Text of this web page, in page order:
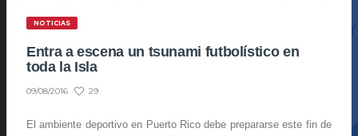
NOTICIAS
Entra a escena un tsunami futbolístico en
toda la Isla
09/08/2016 29
El ambiente deportivo en Puerto Rico debe prepararse este fin de